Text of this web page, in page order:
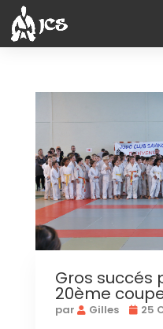
Gros succés
20ème
par Gilles 25